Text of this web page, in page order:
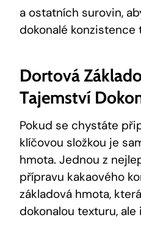
a ostatních surovin,
dokonalé konzistence
Dortová
Tajemství
Pokud se chystáte⁣
klíčovou složkou je
hmota. Jednou z
‌přípravu⁣ kakaového⁢
základová hmota,
dokonalou ​texturu,